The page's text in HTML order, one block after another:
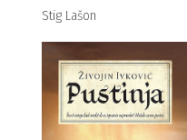
Stig Lašon